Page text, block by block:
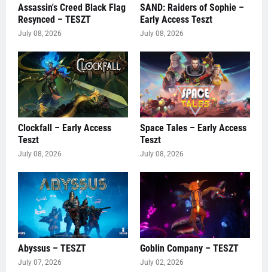
Assassin's Creed Black Flag
Resynced – TESZT
July 08, 2026
SAND: Raiders of Sophie –
Early Access Teszt
July 08, 2026
Clockfall – Early Access
Teszt
July 08, 2026
Space Tales – Early Access
Teszt
July 08, 2026
Abyssus – TESZT
July 07, 2026
Goblin Company – TESZT
July 02, 2026